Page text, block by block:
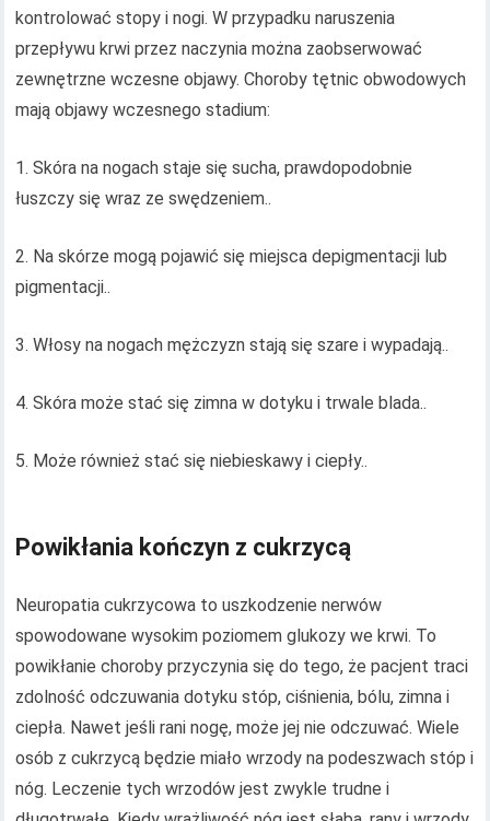
kontrolować stopy i nogi. W przypadku naruszenia
przepływu krwi przez naczynia można zaobserwować
zewnętrzne wczesne objawy. Choroby tętnic obwodowych
mają objawy wczesnego stadium:
1. Skóra na nogach staje się sucha, prawdopodobnie
łuszczy się wraz ze swędzeniem..
2. Na skórze mogą pojawić się miejsca depigmentacji lub
pigmentacji..
3. Włosy na nogach mężczyzn stają się szare i wypadają..
4. Skóra może stać się zimna w dotyku i trwale blada..
5. Może również stać się niebieskawy i ciepły..
Powikłania kończyn z cukrzycą
Neuropatia cukrzycowa to uszkodzenie nerwów
spowodowane wysokim poziomem glukozy we krwi. To
powikłanie choroby przyczynia się do tego, że pacjent traci
zdolność odczuwania dotyku stóp, ciśnienia, bólu, zimna i
ciepła. Nawet jeśli rani nogę, może jej nie odczuwać. Wiele
osób z cukrzycą będzie miało wrzody na podeszwach stóp i
nóg. Leczenie tych wrzodów jest zwykle trudne i